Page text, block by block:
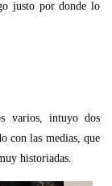
justo por donde lo
varios, intuyo dos
con las medias, que
historiadas.